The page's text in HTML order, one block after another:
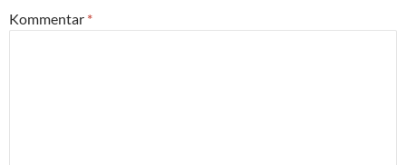
Kommentar *